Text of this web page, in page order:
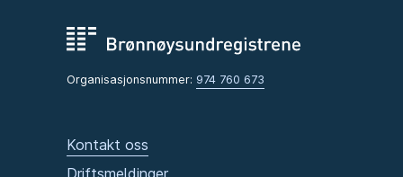
Organisasjonsnummer: 974 760 673
Kontakt oss